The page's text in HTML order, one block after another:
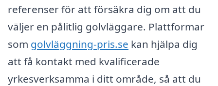
referenser för att försäkra dig om att du
väljer en pålitlig golvläggare. Plattformar
som golvläggning-pris.se kan hjälpa dig
att få kontakt med kvalificerade
yrkesverksamma i ditt område, så att du